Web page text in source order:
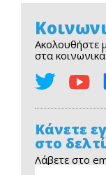
Ακολουθήστε
στα
Κάνετε
στο
Λάβετε στο